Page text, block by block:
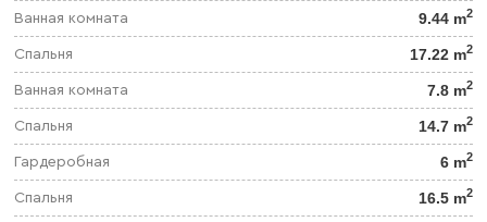
Ванная комната 9.44 m2
Спальня 17.22 m2
Ванная комната 7.8 m2
Спальня 14.7 m2
Гардеробная 6 m2
Спальня 16.5 m2